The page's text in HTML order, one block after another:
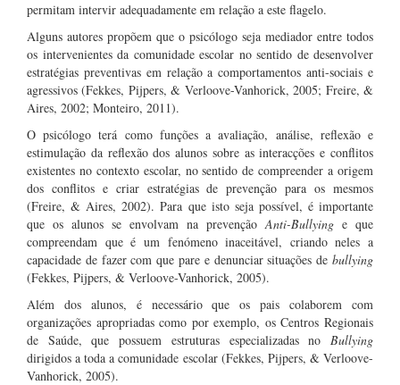
permitam intervir adequadamente em relação a este flagelo.
Alguns autores propõem que o psicólogo seja mediador entre todos
os intervenientes da comunidade escolar no sentido de desenvolver
estratégias preventivas em relação a comportamentos anti-sociais e
agressivos (Fekkes, Pijpers, & Verloove-Vanhorick, 2005; Freire, &
Aires, 2002; Monteiro, 2011).
O psicólogo terá como funções a avaliação, análise, reflexão e
estimulação da reflexão dos alunos sobre as interacções e conflitos
existentes no contexto escolar, no sentido de compreender a origem
dos conflitos e criar estratégias de prevenção para os mesmos
(Freire, & Aires, 2002). Para que isto seja possível, é importante
que os alunos se envolvam na prevençãoAnti-Bullying e que
compreendam que é um fenómeno inaceitável, criando neles a
capacidade de fazer com que pare e denunciar situações de bullying
(Fekkes, Pijpers, & Verloove-Vanhorick, 2005).
Além dos alunos, é necessário que os pais colaborem com
organizações apropriadas como por exemplo, os Centros Regionais
de Saúde, que possuem estruturas especializadas no Bullying
dirigidos a toda a comunidade escolar (Fekkes, Pijpers, & Verloove-
Vanhorick, 2005).